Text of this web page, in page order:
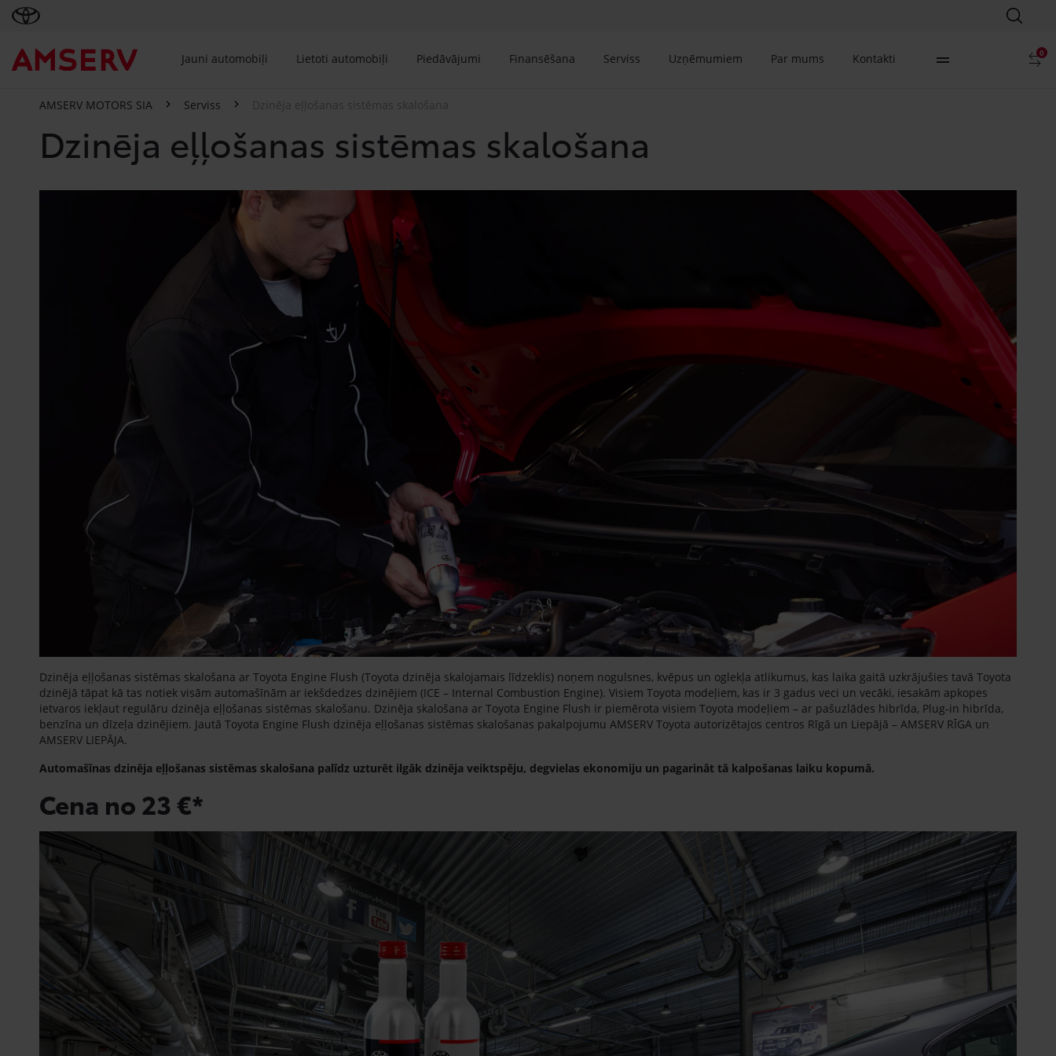
0
Jauni automobiļi Lietoti automobiļi Piedāvājumi Finansēšana Serviss Uzņēmumiem Par mums Kontakti
AMSERV MOTORS SIA Serviss Dzinēja eļļošanas sistēmas skalošana
Dzinēja eļļošanas sistēmas skalošana
Dzinēja eļļošanas sistēmas skalošana ar Toyota Engine Flush (Toyota dzinēja skalojamais līdzeklis) noņem nogulsnes, kvēpus un oglekļa atlikumus, kas laika gaitā uzkrājušies tavā Toyota
dzinējā tāpat kā tas notiek visām automašīnām ar iekšdedzes dzinējiem (ICE – Internal Combustion Engine). Visiem Toyota modeļiem, kas ir 3 gadus veci un vecāki, iesakām apkopes
ietvaros iekļaut regulāru dzinēja eļļošanas sistēmas skalošanu. Dzinēja skalošana ar Toyota Engine Flush ir piemērota visiem Toyota modeļiem – ar pašuzlādes hibrīda, Plug-in hibrīda,
benzīna un dīzeļa dzinējiem. Jautā Toyota Engine Flush dzinēja eļļošanas sistēmas skalošanas pakalpojumu AMSERV Toyota autorizētajos centros Rīgā un Liepājā – AMSERV RĪGA un
AMSERV LIEPĀJA.
Automašīnas dzinēja eļļošanas sistēmas skalošana palīdz uzturēt ilgāk dzinēja veiktspēju, degvielas ekonomiju un pagarināt tā kalpošanas laiku kopumā.
Cena no 23 €*